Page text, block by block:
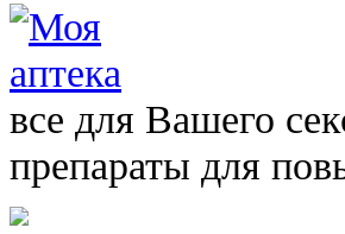
все для Вашего
препараты для